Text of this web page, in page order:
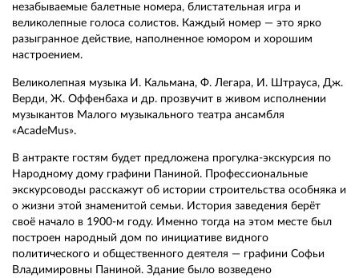
незабываемые балетные номера, блистательная игра и
великолепные голоса солистов. Каждый номер — это ярко
разыгранное действие, наполненное юмором и хорошим
настроением.
Великолепная музыка И. Кальмана, Ф. Легара, И. Штрауса, Дж.
Верди, Ж. Оффенбаха и др. прозвучит в живом исполнении
музыкантов Малого музыкального театра ансамбля
«AcadeMus».
В антракте гостям будет предложена прогулка-экскурсия по
Народному дому графини Паниной. Профессиональные
экскурсоводы расскажут об истории строительства особняка и
о жизни этой знаменитой семьи. История заведения берёт
своё начало в 1900-м году. Именно тогда на этом месте был
построен народный дом по инициативе видного
политического и общественного деятеля — графини Софьи
Владимировны Паниной. Здание было возведено